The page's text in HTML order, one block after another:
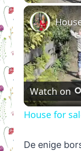
Watch on
House for
De enige